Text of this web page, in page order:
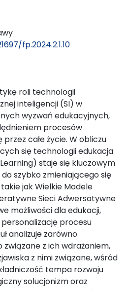
fp.2024.2.1.10
roli technologii
inteligencji (SI) w
wyzwań edukacyjnych,
procesów
przez całe życie. W obliczu
się technologii edukacja
staje się kluczowym
szybko zmieniającego się
jak Wielkie Modele
Sieci Adwersatywne
możliwości dla edukacji,
procesu
analizuje zarówno
związane z ich wdrażaniem,
z nimi związane, wśród
tempa rozwoju
solucjonizm oraz